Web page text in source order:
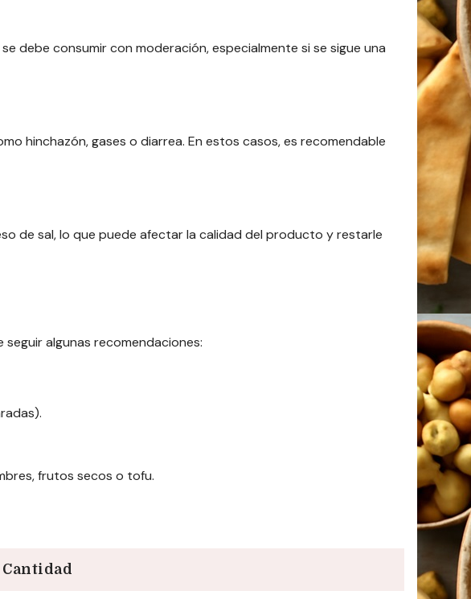
debe consumir con moderación, especialmente si se sigue una
hinchazón, gases o diarrea. En estos casos, es recomendable
de sal, lo que puede afectar la calidad del producto y restarle
algunas recomendaciones:
frutos secos o tofu.
Cantidad